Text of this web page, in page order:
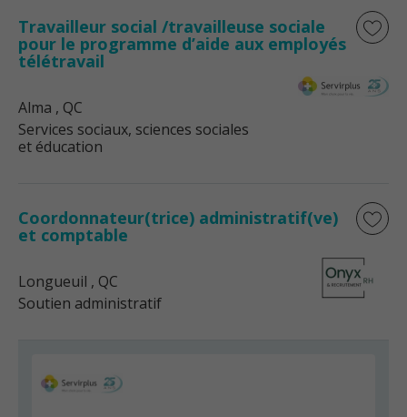
Travailleur social /travailleuse sociale
pour le programme d’aide aux employés
télétravail
Alma , QC
Services sociaux, sciences sociales
et éducation
Coordonnateur(trice) administratif(ve)
et comptable
Longueuil , QC
Soutien administratif